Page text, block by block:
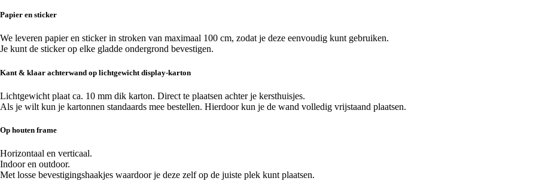
Papier en sticker
We leveren papier en sticker in stroken van maximaal 100 cm, zodat je deze eenvoudig kunt gebruiken.
Je kunt de sticker op elke gladde ondergrond bevestigen.
Kant & klaar achterwand op lichtgewicht display-karton
Lichtgewicht plaat ca. 10 mm dik karton. Direct te plaatsen achter je kersthuisjes.
Als je wilt kun je kartonnen standaards mee bestellen. Hierdoor kun je de wand volledig vrijstaand plaatsen.
Op houten frame
Horizontaal en verticaal.
Indoor en outdoor.
Met losse bevestigingshaakjes waardoor je deze zelf op de juiste plek kunt plaatsen.